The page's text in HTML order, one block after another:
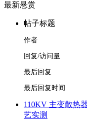
最新悬赏
帖子标题
作者
回复/访问量
最后回复
最后回复时间
110KV 主变散热
艺实测